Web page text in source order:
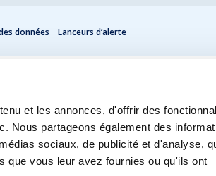
et les annonces, d'offrir des
Nous partageons également des
sociaux, de publicité et d'analyse,
que vous leur avez fournies ou qu'ils ont
données Lanceurs d’alerte